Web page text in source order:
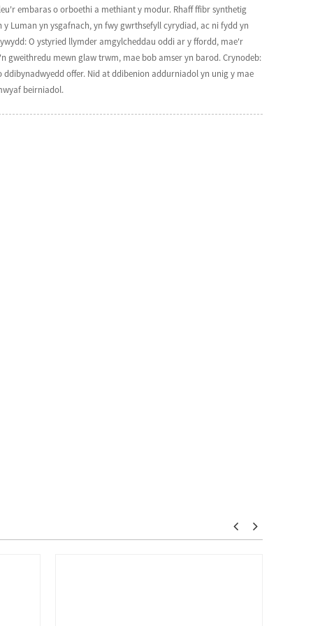
embaras o orboethi a methiant y modur. Rhaff ffibr synthetig
Luman yn ysgafnach, yn fwy gwrthsefyll cyrydiad, ac ni fydd yn
O ystyried llymder amgylcheddau oddi ar y ffordd, mae'r
mewn glaw trwm, mae bob amser yn barod. Crynodeb:
offer. Nid at ddibenion addurniadol yn unig y mae
beirniadol.